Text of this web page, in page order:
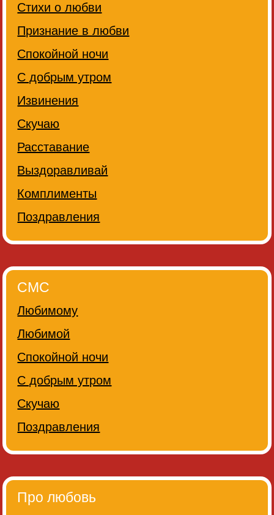
Стихи о любви
Признание в любви
Спокойной ночи
С добрым утром
Извинения
Скучаю
Расставание
Выздоравливай
Комплименты
Поздравления
СМС
Любимому
Любимой
Спокойной ночи
С добрым утром
Скучаю
Поздравления
Про любовь